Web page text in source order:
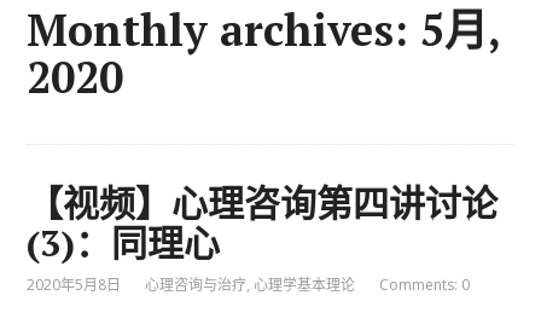
Monthly archives: 5月,
2020
【视频】心理咨询第四讲讨论
(3)：同理心
2020年5月8日 心理咨询与治疗,心理学基本理论 Comments: 0